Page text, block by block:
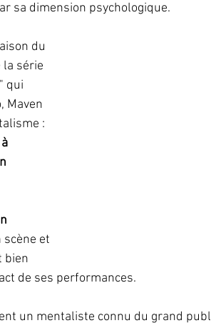
sa dimension psychologique.
du
la série
qui
Maven
:
scène et
bien
de ses performances.
un mentaliste connu du grand